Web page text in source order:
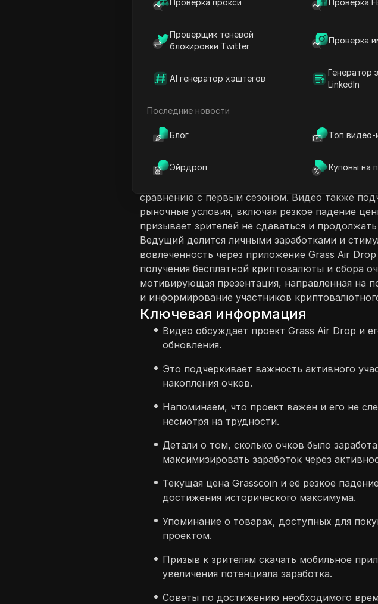
Проверка прокси Проверка
Проверщик теневой
блокировки Twitter
Проверка
AI генератор хэштегов
Генератор
LinkedIn
Последние новости
Блог Топ видео-
Эйрдроп Купоны на
В этом видео ведущий обсуждает проект Grass
последние обновления на 1 января 2026 года.
проекта, ведущий призывает зрителей
на начало 2026 года. Зрителей информируют о
сравнению с первым сезоном. Видео также
рыночные условия, включая резкое падение
призывает зрителей не сдаваться и
Ведущий делится личными заработками и
вовлеченность через приложение Grass Air
получения бесплатной криптовалюты и сбора
мотивирующая презентация, направленная на
и информирование участников
Ключевая информация
Видео обсуждает проект Grass Air Drop и
обновления.
Это подчеркивает важность активного
накопления очков.
Напоминаем, что проект важен и его не
несмотря на трудности.
Детали о том, сколько очков было
максимизировать заработок через
Текущая цена Grasscoin и её резкое
достижения исторического максимума.
Упоминание о товарах, доступных для
проектом.
Призыв к зрителям скачать мобильное
увеличения потенциала заработка.
Советы по достижению необходимого